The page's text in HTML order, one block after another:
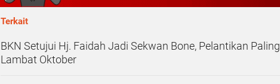
Terkait
BKN Setujui Hj. Faidah Jadi Sekwan Bone, Pelantikan Paling
Lambat Oktober